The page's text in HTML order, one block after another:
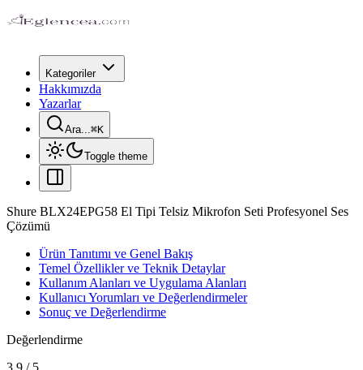
Kategoriler
Hakkımızda
Yazarlar
Ara...⌘K
Toggle theme
Shure BLX24EPG58 El Tipi Telsiz Mikrofon Seti Profesyonel Ses
Çözümü
Ürün Tanıtımı ve Genel Bakış
Temel Özellikler ve Teknik Detaylar
Kullanım Alanları ve Uygulama Alanları
Kullanıcı Yorumları ve Değerlendirmeler
Sonuç ve Değerlendirme
Değerlendirme
3.9 / 5